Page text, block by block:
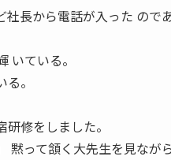
長から電話が入った のであ
いている。
。
修をしました。
黙って頷く大先生を見なが